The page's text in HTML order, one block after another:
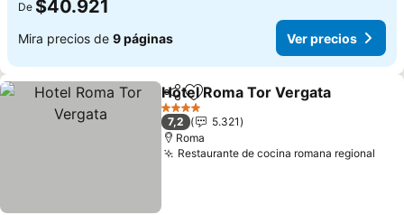
De $40.921
Mira precios de 9 páginas Ver precios
CompartirAgregar a favoritos
Hotel Roma Tor Vergata
4 Estrellas
7,2
5.321
Roma
Restaurante de cocina romana regional